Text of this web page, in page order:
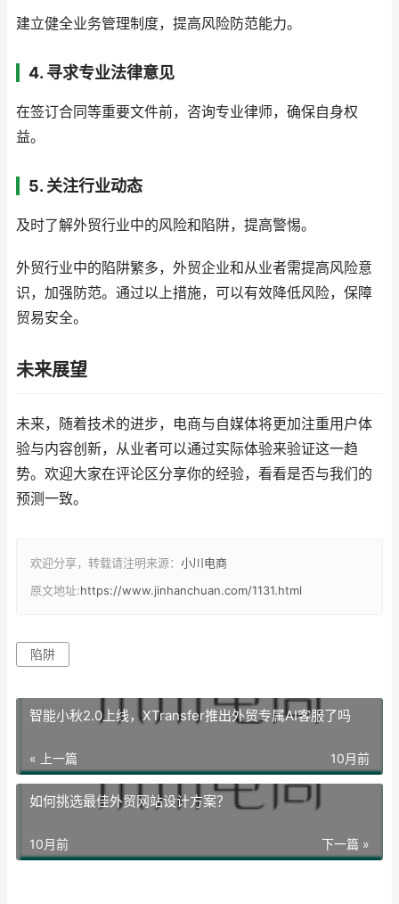
建立健全业务管理制度，提高风险防范能力。
4. 寻求专业法律意见
在签订合同等重要文件前，咨询专业律师，确保自身权
益。
5. 关注行业动态
及时了解外贸行业中的风险和陷阱，提高警惕。
外贸行业中的陷阱繁多，外贸企业和从业者需提高风险意
识，加强防范。通过以上措施，可以有效降低风险，保障
贸易安全。
未来展望
未来，随着技术的进步，电商与自媒体将更加注重用户体
验与内容创新，从业者可以通过实际体验来验证这一趋
势。欢迎大家在评论区分享你的经验，看看是否与我们的
预测一致。
欢迎分享，转载请注明来源： 小川电商
原文地址:https://www.jinhanchuan.com/1131.html
陷阱
智能小秋2.0上线，XTransfer推出外贸专属AI客服了吗
« 上一篇 10月前
如何挑选最佳外贸网站设计方案？
下一篇 »
10月前